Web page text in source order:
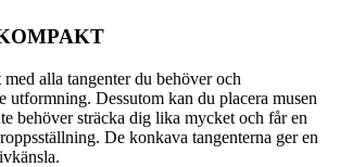
alla tangenter du behöver och
utformning. Dessutom kan du placera musen
behöver sträcka dig lika mycket och får en
De konkava tangenterna ger en